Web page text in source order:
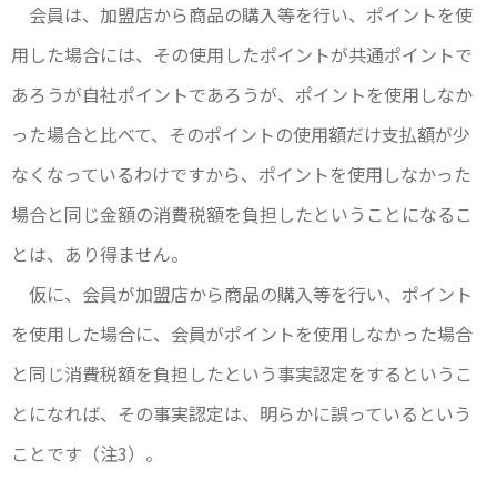
会員は、加盟店から商品の購入等を行い、ポイントを使
用した場合には、その使用したポイントが共通ポイントで
あろうが自社ポイントであろうが、ポイントを使用しなか
った場合と比べて、そのポイントの使用額だけ支払額が少
なくなっているわけですから、ポイントを使用しなかった
場合と同じ金額の消費税額を負担したということになるこ
とは、あり得ません。
仮に、会員が加盟店から商品の購入等を行い、ポイント
を使用した場合に、会員がポイントを使用しなかった場合
と同じ消費税額を負担したという事実認定をするというこ
とになれば、その事実認定は、明らかに誤っているという
ことです（注3）。